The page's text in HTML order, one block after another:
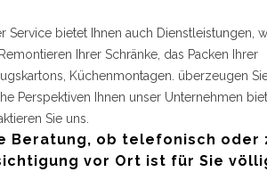
Service bietet Ihnen auch Dienstleistungen,
Ihrer Schränke, das Packen Ihrer
Küchenmontagen. überzeugen
Perspektiven Ihnen unser Unternehmen
Sie uns.
Beratung, ob telefonisch oder
vor Ort ist für Sie